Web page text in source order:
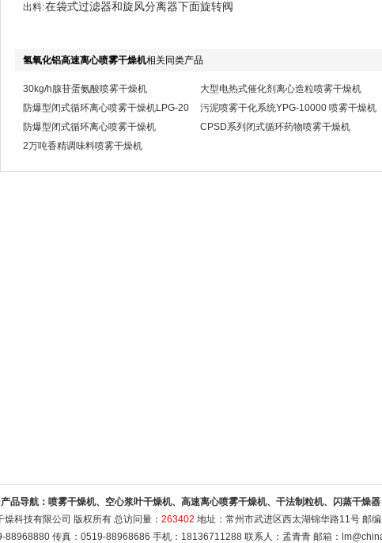
出料:在袋式过滤器和旋风分离器下面旋转阀
氢氧化铝高速离心喷雾干燥机相关同类产品
30kg/h腺苷蛋氨酸喷雾干燥机 大型电热式催化剂离心造粒喷雾干燥机
防爆型闭式循环离心喷雾干燥机LPG-20
污泥喷雾干化系统YPG-10000 喷雾干燥机
防爆型闭式循环离心喷雾干燥机
CPSD系列闭式循环药物喷雾干燥机
2万吨香精调味料喷雾干燥机
产品导航： 喷雾干燥机、空心浆叶干燥机、高速离心喷雾干燥机、干法制粒机、闪蒸干燥器
燥科技有限公司 版权所有 总访问量： 263402 地址：常州市武进区西太湖锦华路11号 邮
88968880 传真：0519-88968686 手机：18136711288 联系人：孟青青 邮箱：